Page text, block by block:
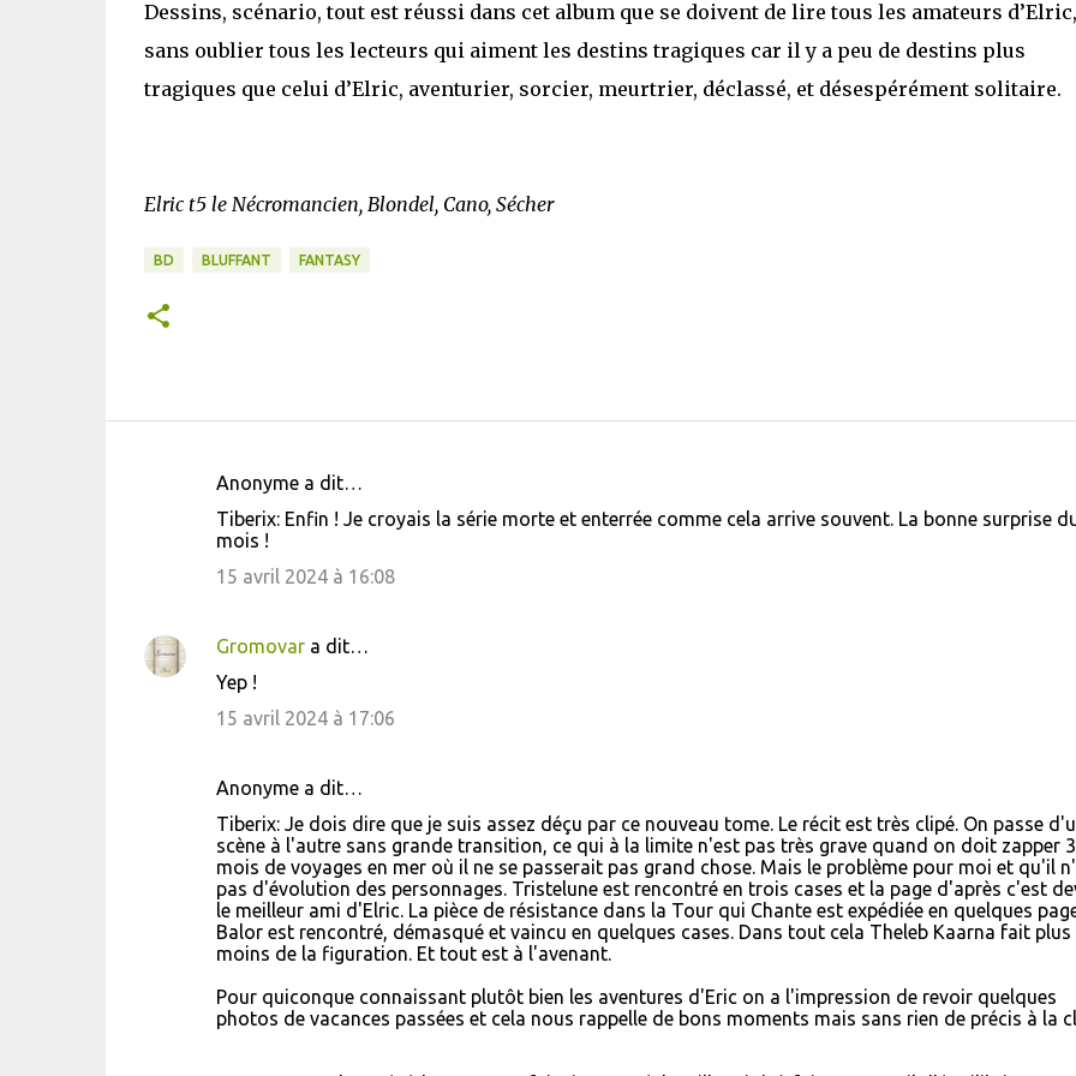
Dessins, scénario, tout est réussi dans cet album que se doivent de lire tous les amateurs d’Elric,
sans oublier tous les lecteurs qui aiment les destins tragiques car il y a peu de destins plus
tragiques que celui d’Elric, aventurier, sorcier, meurtrier, déclassé, et désespérément solitaire.
Elric t5 le Nécromancien, Blondel, Cano, Sécher
BD BLUFFANT FANTASY
e
n
Anonyme a dit…
Tiberix: Enfin ! Je croyais la série morte et enterrée comme cela arrive souvent. La bonne surprise
mois !
15 avril 2024 à 16:08
Gromovara dit…
Yep !
15 avril 2024 à 17:06
Anonyme a dit…
Tiberix: Je dois dire que je suis assez déçu par ce nouveau tome. Le récit est très clipé. On passe
scène à l'autre sans grande transition, ce qui à la limite n'est pas très grave quand on doit zapper 3
mois de voyages en mer où il ne se passerait pas grand chose. Mais le problème pour moi et qu'il
pas d'évolution des personnages. Tristelune est rencontré en trois cases et la page d'après c'est
le meilleur ami d'Elric. La pièce de résistance dans la Tour qui Chante est expédiée en quelques
Balor est rencontré, démasqué et vaincu en quelques cases. Dans tout cela Theleb Kaarna fait plus
moins de la figuration. Et tout est à l'avenant.
Pour quiconque connaissant plutôt bien les aventures d'Eric on a l'impression de revoir quelques
photos de vacances passées et cela nous rappelle de bons moments mais sans rien de précis à la